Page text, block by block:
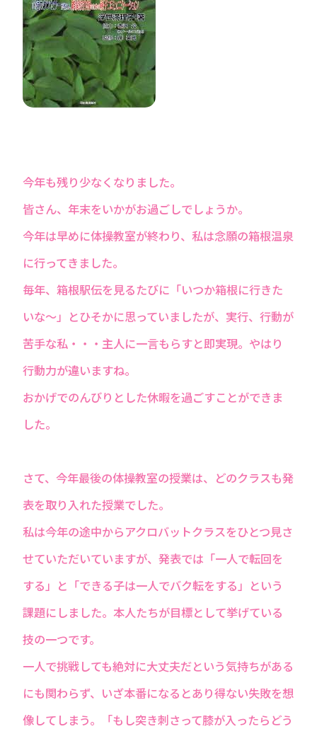
今年も残り少なくなりました。
皆さん、年末をいかがお過ごしでしょうか。
今年は早めに体操教室が終わり、私は念願の箱根温泉
に行ってきました。
毎年、箱根駅伝を見るたびに「いつか箱根に行きた
いな～」とひそかに思っていましたが、実行、行動が
苦手な私・・・主人に一言もらすと即実現。やはり
行動力が違いますね。
おかげでのんびりとした休暇を過ごすことができま
した。
さて、今年最後の体操教室の授業は、どのクラスも発
表を取り入れた授業でした。
私は今年の途中からアクロバットクラスをひとつ見さ
せていただいていますが、発表では「一人で転回を
する」と「できる子は一人でバク転をする」という
課題にしました。本人たちが目標として挙げている
技の一つです。
一人で挑戦しても絶対に大丈夫だという気持ちがある
にも関わらず、いざ本番になるとあり得ない失敗を想
像してしまう。「もし突き刺さって膝が入ったらどう